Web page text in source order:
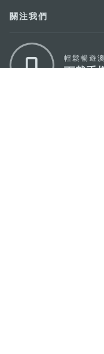
關注我們
輕鬆暢遊
下載手